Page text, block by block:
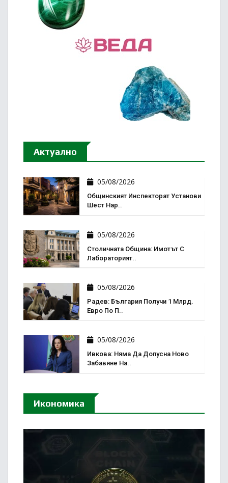
Актуално
05/08/2026
Общинският Инспекторат Установи
Шест Нар..
05/08/2026
Столичната Община: Имотът С
Лабораторият..
05/08/2026
Радев: България Получи 1 Млрд.
Евро По П..
05/08/2026
Ивкова: Няма Да Допусна Ново
Забавяне На..
Икономика